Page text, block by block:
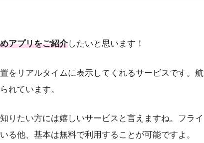
アプリをご紹介したいと思います！
をリアルタイムに表示してくれるサービスです。航
れています。
りたい方には嬉しいサービスと言えますね。フライ
る他、基本は無料で利用することが可能ですよ。